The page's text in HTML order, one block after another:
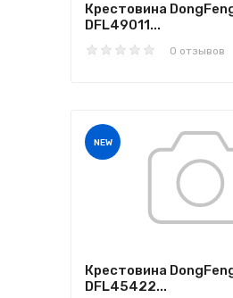
Крестовина
DFL49011...
0 отзывов
NEW
Крестовина
DFL45422...